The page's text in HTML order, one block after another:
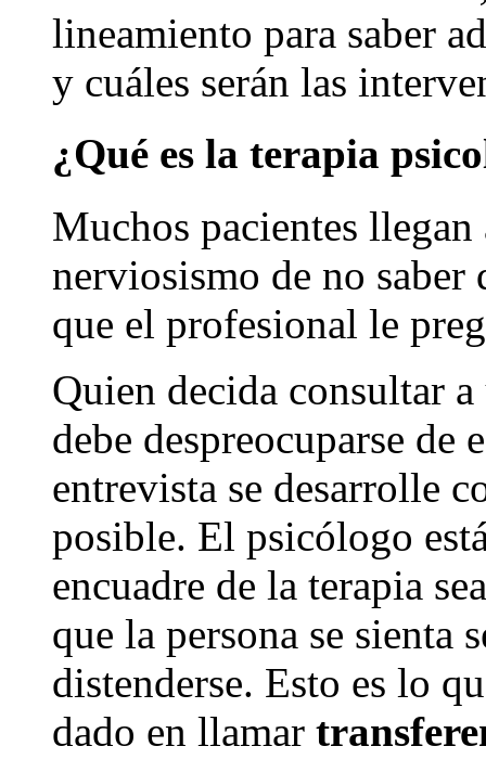
lineamiento para saber
y cuáles serán las
¿Qué es la terapia
Muchos pacientes
nerviosismo de no saber
que el profesional le
Quien decida consultar
debe despreocuparse de
entrevista se desarrolle
posible. El psicólogo
encuadre de la terapia
que la persona se sienta
distenderse. Esto es lo
dado en llamar